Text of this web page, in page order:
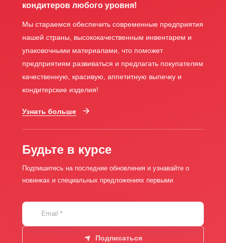
кондитеров любого уровня!
Мы стараемся обеспечить современные предприятия
нашей страны, высококачественным инвентарем и
упаковочными материалами, что поможет
предприятиям развиваться и предлагать покупателям
качественную, красивую, аппетитную выпечку и
кондитерские изделия!
Узнать больше
Будьте в курсе
Подпишитесь на последние обновления и узнавайте о
новинках и специальных предложениях первыми
Email *
Подписаться